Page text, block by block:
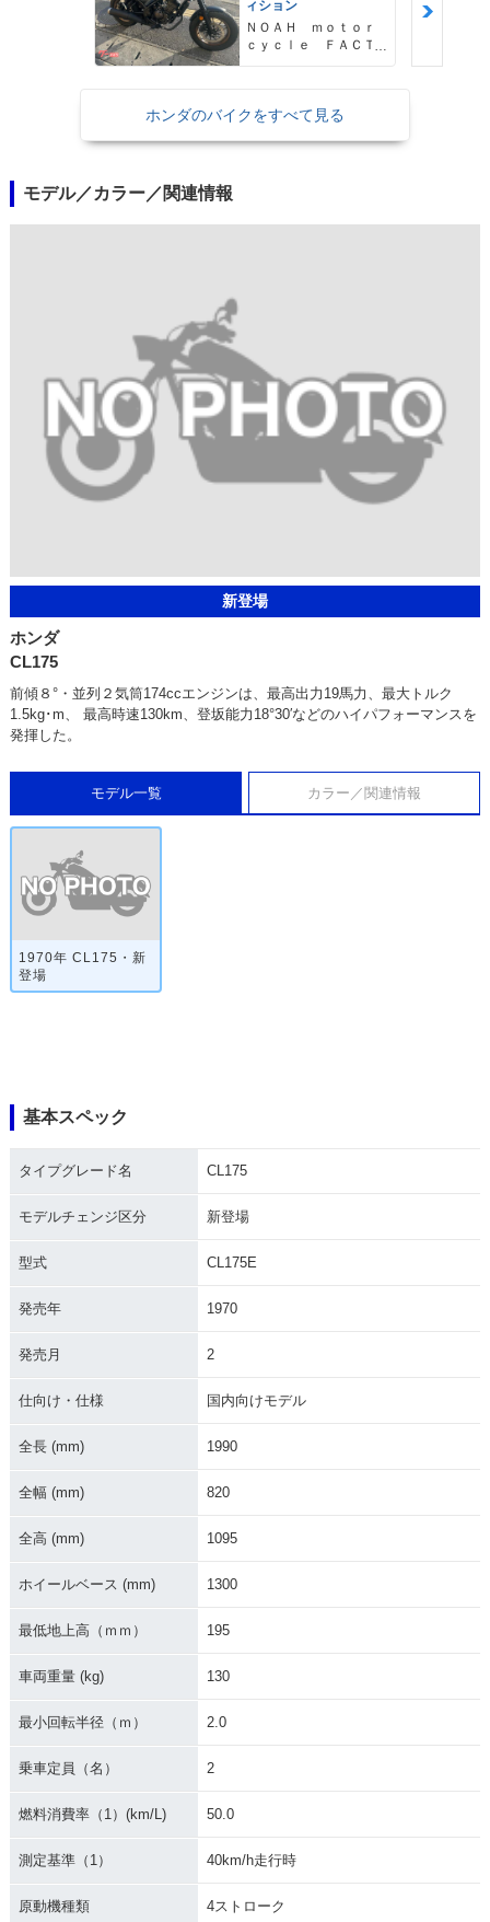
ィション
ＮＯＡＨ ｍｏｔｏｒ
ｃｙｃｌｅ ＦＡＣＴ
ホンダのバイクをすべて見る
モデル／カラー／関連情報
新登場
ホンダ
CL175
前傾８°・並列２気筒174ccエンジンは、最高出力19馬力、最大トルク
1.5kg･m、 最高時速130km、登坂能力18°30′などのハイパフォーマンスを
発揮した。
モデル一覧 カラー／関連情報
1970年 CL175・新
登場
基本スペック
タイプグレード名 CL175
モデルチェンジ区分 新登場
型式 CL175E
発売年 1970
発売月 2
仕向け・仕様 国内向けモデル
全長 (mm) 1990
全幅 (mm) 820
全高 (mm) 1095
ホイールベース (mm) 1300
最低地上高（ｍｍ） 195
車両重量 (kg) 130
最小回転半径（ｍ） 2.0
乗車定員（名） 2
燃料消費率（1）(km/L) 50.0
測定基準（1） 40km/h走行時
原動機種類 4ストローク